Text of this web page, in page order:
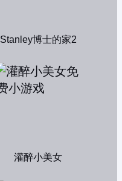
Stanley博士的家2
灌醉小美女